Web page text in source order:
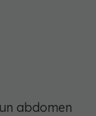
abdomen